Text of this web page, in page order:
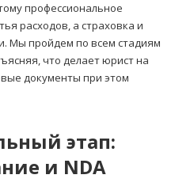
профессиональное
расходов, а страховка и
Мы пройдем по всем стадиям
что делает юрист на
документы при этом
этап:
и NDA